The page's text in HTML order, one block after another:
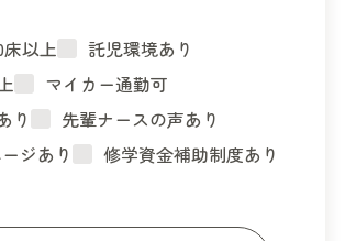
以上
託児環境あり
マイカー通勤可
り
先輩ナースの声あり
ジあり
修学資金補助制度あり